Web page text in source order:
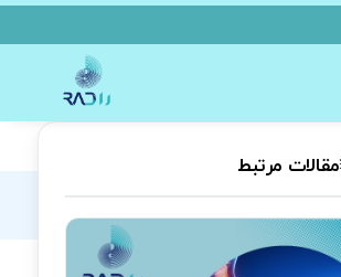
مقالات مرتبط